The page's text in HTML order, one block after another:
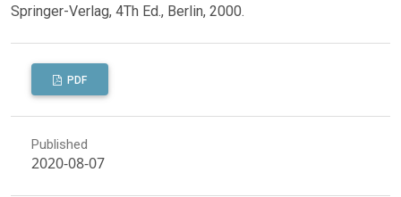
Springer-Verlag, 4Th Ed., Berlin, 2000.
PDF
Published
2020-08-07